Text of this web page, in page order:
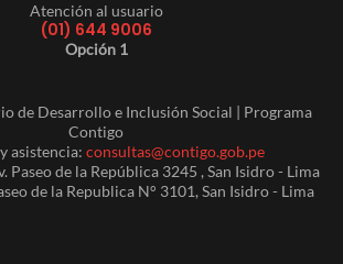
Atención al usuario
(01) 644 9006
Opción 1
de Desarrollo e Inclusión Social | Programa
Contigo
asistencia: consultas@contigo.gob.pe
Paseo de la República 3245 , San Isidro - Lima
de la Republica N° 3101, San Isidro - Lima